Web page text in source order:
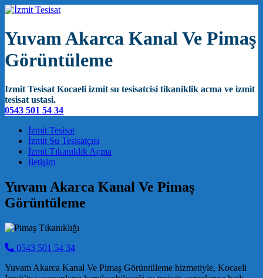
Yuvam Akarca Kanal Ve Pimaş
Görüntüleme
Izmit Tesisat Kocaeli izmit su tesisatcisi tikaniklik acma ve izmit
tesisat ustasi.
0543 501 54 34
Main Navigation
İzmit Tesisat
İzmit Su Tesisatçısı
İzmit Tıkanıklık Açma
İletişim
Yuvam Akarca Kanal Ve Pimaş
Görüntüleme
0543 501 54 34
Yuvam Akarca Kanal Ve Pimaş Görüntüleme hizmetiyle, Kocaeli